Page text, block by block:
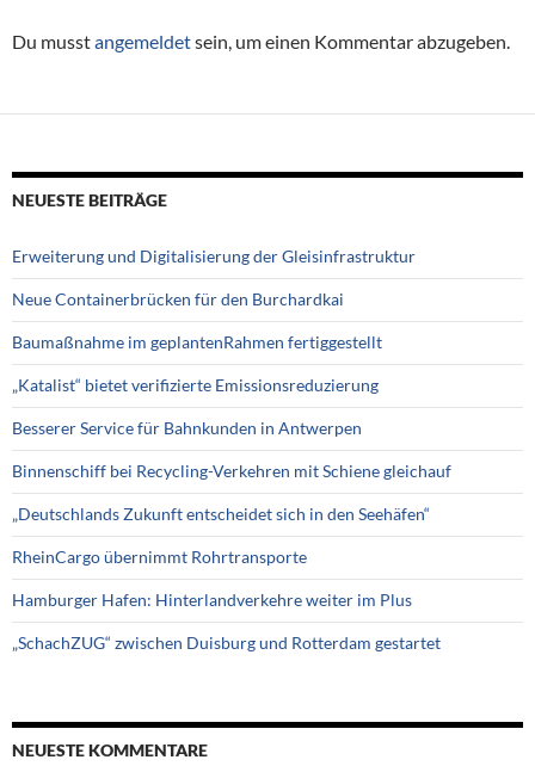
Du musstangemeldetsein, um einen Kommentar abzugeben.
NEUESTE BEITRÄGE
Erweiterung und Digitalisierung der Gleisinfrastruktur
Neue Containerbrücken für den Burchardkai
Baumaßnahme im geplantenRahmen fertiggestellt
„Katalist“ bietet verifizierte Emissionsreduzierung
Besserer Service für Bahnkunden in Antwerpen
Binnenschiff bei Recycling-Verkehren mit Schiene gleichauf
„Deutschlands Zukunft entscheidet sich in den Seehäfen“
RheinCargo übernimmt Rohrtransporte
Hamburger Hafen: Hinterlandverkehre weiter im Plus
„SchachZUG“ zwischen Duisburg und Rotterdam gestartet
NEUESTE KOMMENTARE